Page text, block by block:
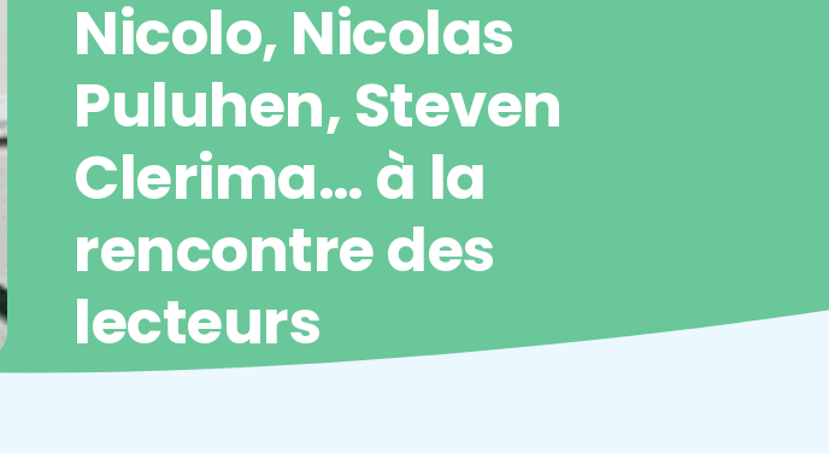
Nicolo, Nicolas
Puluhen, Steven
Clerima… à la
rencontre des
lecteurs